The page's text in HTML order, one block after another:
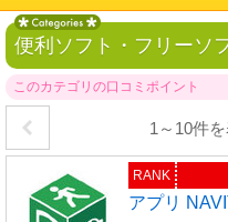
便利ソフト・フリーソ
このカテゴリの口コミポイント
1～10件
RANK
アプリ